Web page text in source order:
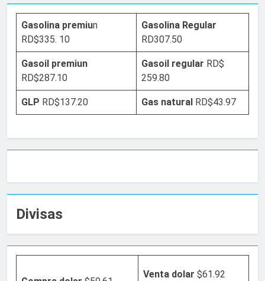
Gasolina premiun
RD$335. 10
Gasolina Regular
RD307.50
Gasoil premiun
RD$287.10
Gasoil regular RD$
259.80
GLP RD$137.20 Gas natural RD$43.97
Divisas
Venta dolar $61.92